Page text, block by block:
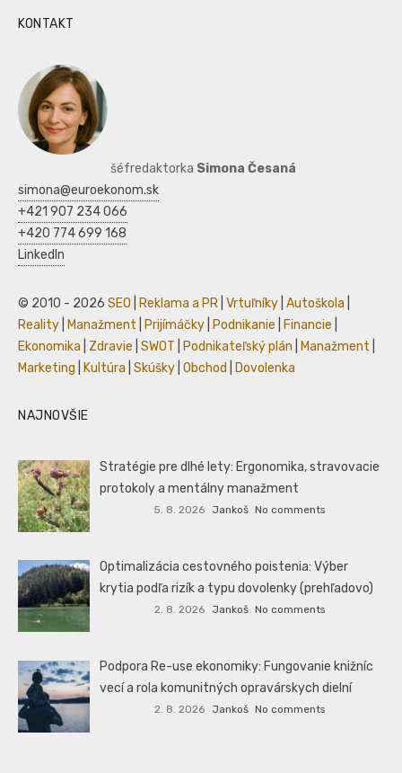
KONTAKT
šéfredaktorka Simona Česaná
simona@euroekonom.sk
+421 907 234 066
+420 774 699 168
LinkedIn
© 2010 - 2026 SEO Reklama a PR Vrtuľníky Autoškola
Reality
Manažment Prijímáčky Podnikanie Financie
Ekonomika
Zdravie SWOT Podnikateľský plán Manažment
Marketing
Kultúra Skúšky Obchod Dovolenka
NAJNOVŠIE
Stratégie pre dlhé lety: Ergonomika, stravovacie
protokoly a mentálny manažment
5. 8. 2026 Jankoš No comments
Optimalizácia cestovného poistenia: Výber
krytia podľa rizík a typu dovolenky (prehľadovo)
2. 8. 2026 Jankoš No comments
Podpora Re-use ekonomiky: Fungovanie knižníc
vecí a rola komunitných opravárskych dielní
2. 8. 2026 Jankoš No comments